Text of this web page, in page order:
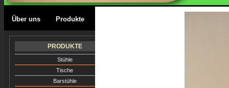
Über uns Produkte
PRODUKTE
Stühle
Tische
Barstühle